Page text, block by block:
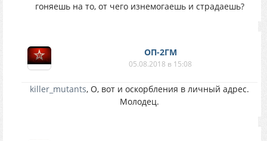
гоняешь на то, от чего изнемогаешь и страдаешь?
ОП-2ГМ
05.08.2018 в 15:08
killer_mutants, О, вот и оскорбления в личный адрес.
Молодец.